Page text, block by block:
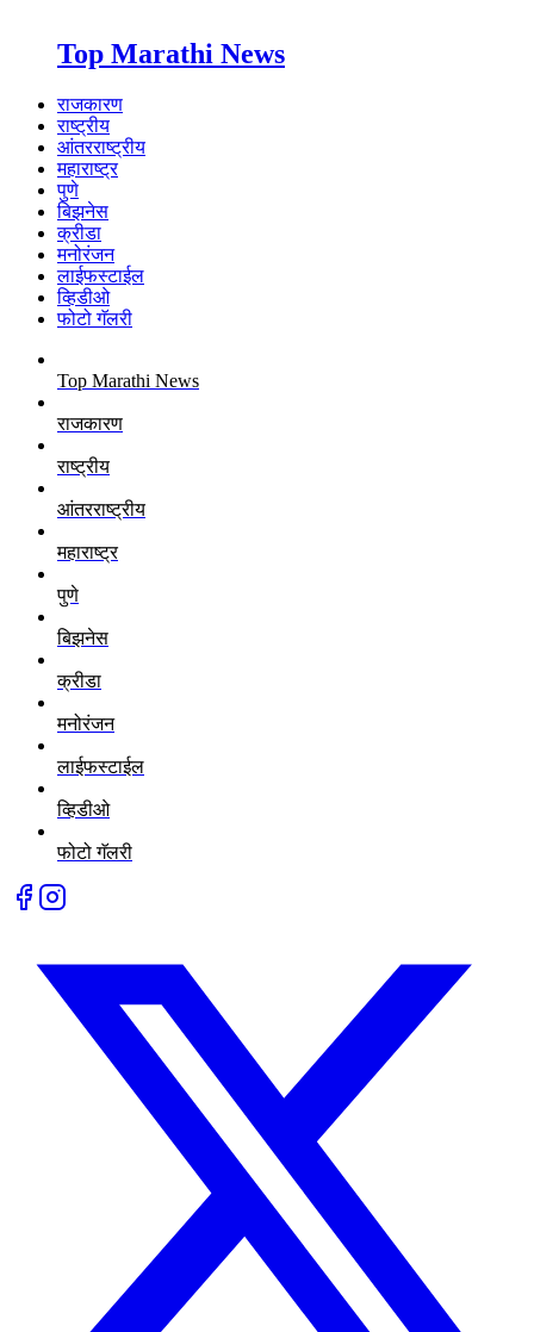
Top Marathi News
राजकारण
राष्ट्रीय
आंतरराष्ट्रीय
महाराष्ट्र
पुणे
बिझनेस
क्रीडा
मनोरंजन
लाईफस्टाईल
व्हिडीओ
फोटो गॅलरी
Top Marathi News
राजकारण
राष्ट्रीय
आंतरराष्ट्रीय
महाराष्ट्र
पुणे
बिझनेस
क्रीडा
मनोरंजन
लाईफस्टाईल
व्हिडीओ
फोटो गॅलरी